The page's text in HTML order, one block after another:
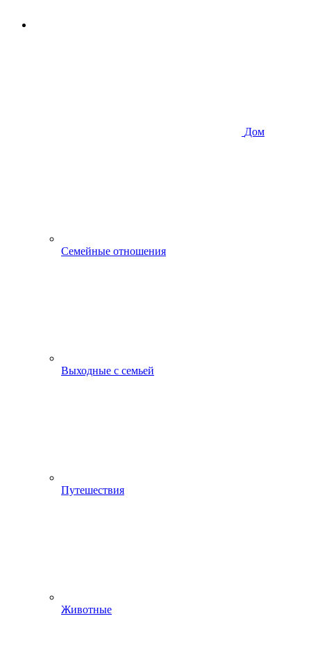
Дом
Семейные отношения
Выходные с семьей
Путешествия
Животные